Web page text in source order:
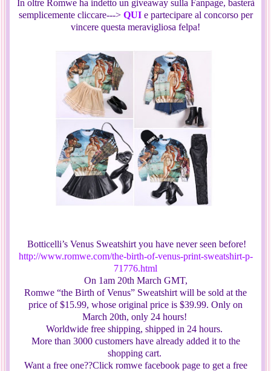
In oltre Romwe ha indetto un giveaway sulla Fanpage, basterà
semplicemente cliccare---> QUI e partecipare al concorso per
vincere questa meravigliosa felpa!
Botticelli’s Venus Sweatshirt you have never seen before!
http://www.romwe.com/the-birth-of-venus-print-sweatshirt-p-
71776.html
On 1am 20th March GMT,
Romwe “the Birth of Venus” Sweatshirt will be sold at the
price of $15.99, whose original price is $39.99. Only on
March 20th, only 24 hours!
Worldwide free shipping, shipped in 24 hours.
More than 3000 customers have already added it to the
shopping cart.
Want a free one??Click romwe facebook page to get a free